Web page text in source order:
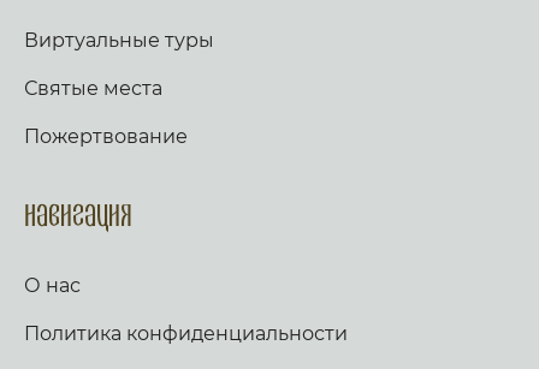
Виртуальные туры
Святые места
Пожертвование
Навигация
О нас
Политика конфиденциальности